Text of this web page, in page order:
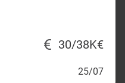
30/38K€
25/07